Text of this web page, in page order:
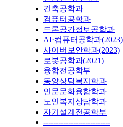
건축공학과
컴퓨터공학과
드론공간정보공학과
AI·컴퓨터공학과(2023)
사이버보안학과(2023)
로봇공학과(2021)
융합전공학부
동양상담복지학과
인문문화융합학과
노인복지상담학과
자기설계전공학부
---------------------------